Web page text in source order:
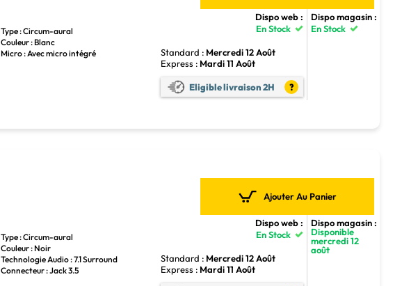
Type : Circum-aural
Couleur : Blanc
Micro : Avec micro intégré
Dispo web :
En Stock
Standard : Mercredi 12 Août
Express : Mardi 11 Août
Eligible livraison 2H ?
Dispo magasin :
En Stock
Type : Circum-aural
Couleur : Noir
Technologie Audio : 7.1 Surround
Connecteur : Jack 3.5
Ajouter Au Panier
Dispo web :
En Stock
Standard : Mercredi 12 Août
Express : Mardi 11 Août
Dispo magasin :
Disponible
mercredi 12
août